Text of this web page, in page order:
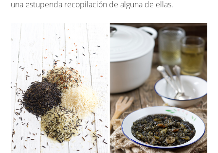
una estupenda recopilación de alguna de ellas.